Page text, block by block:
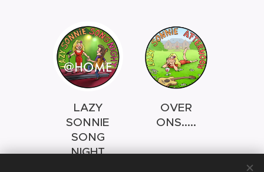
LAZY
SONNIE
SONG
NIGHT
OVER
ONS.....